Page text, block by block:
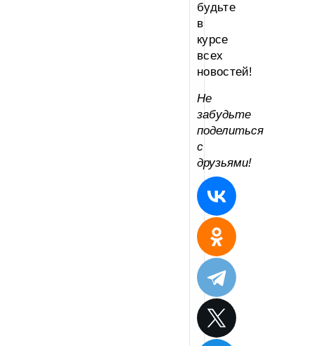
будьте
в
курсе
всех
новостей!
Не
забудьте
поделиться
с
друзьями!